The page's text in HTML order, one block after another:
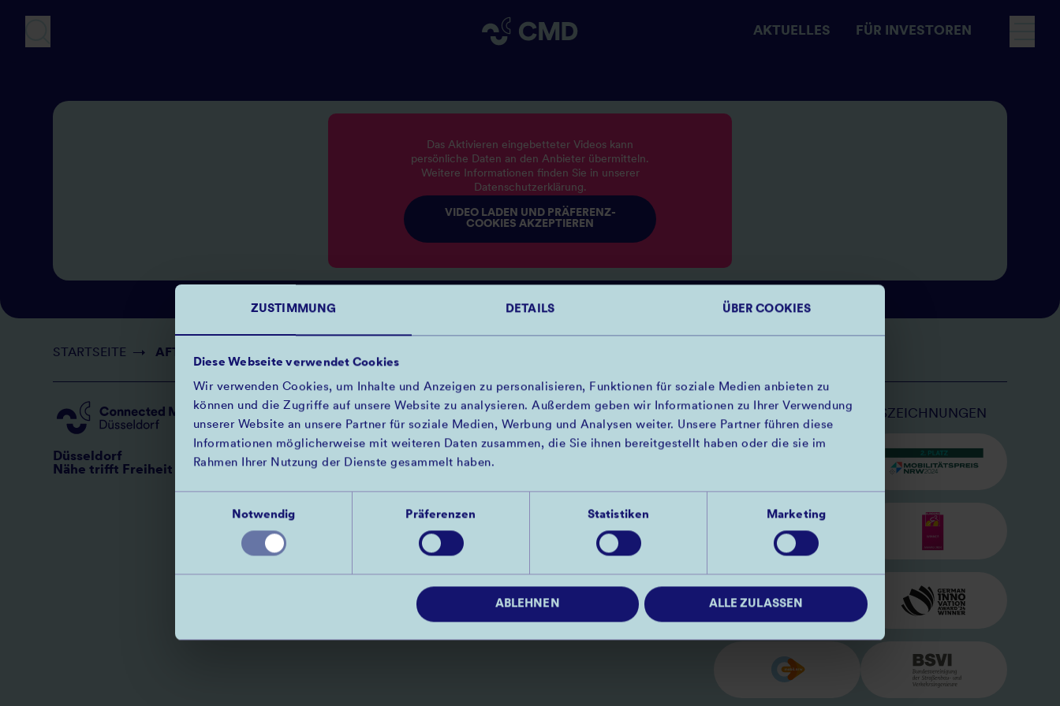
ZUSTIMMUNG DETAILS ÜBER COOKIES
Diese Webseite verwendet Cookies
Wir verwenden Cookies, um Inhalte und Anzeigen zu personalisieren, Funktionen für soziale Medien anbieten zu
können und die Zugriffe auf unsere Website zu analysieren. Außerdem geben wir Informationen zu Ihrer Verwendung
unserer Website an unsere Partner für soziale Medien, Werbung und Analysen weiter. Unsere Partner führen diese
Informationen möglicherweise mit weiteren Daten zusammen, die Sie ihnen bereitgestellt haben oder die sie im
Rahmen Ihrer Nutzung der Dienste gesammelt haben.
Notwendig
Präferenzen Statistiken Marketing
ABLEHNEN ALLE ZULASSEN
Inhalt SUCHE
Fokusnavigation
AKTUELLES FÜR INVESTOREN
Das Aktivieren eingebetteter Videos kann
persönliche Daten an den Anbieter übermitteln.
Weitere Informationen finden Sie in unserer
Datenschutzerklärung.
VIDEO LADEN UND PRÄFERENZ-
COOKIES AKZEPTIEREN
Pfadnavigation
STARTSEITE → AFTERMOVIE DES DÜSSELBIKE LAUNCH EVENTS
Düsseldorf
Nähe trifft Freiheit
SERVICE
Fußzeile
PRESSE
DATEN UND INSIGHTS
KONTAKT
RECHTLICHES
Rechtliches
DATENSCHUTZ
GESELLSCHAFTER
BILD
DÜSSELDORF
PARTNER
BILD
BILD
STADTWERKE
FÖRDERER
BILD
MINISTERIUM FÜR UMWELT,
EU LOGO
BILD
EFRE-LOGO
MOBIL NRW
AUSZEICHNUNGEN
BILD
EUROBIKE AWARD
GERMAN
BSVI LOGO